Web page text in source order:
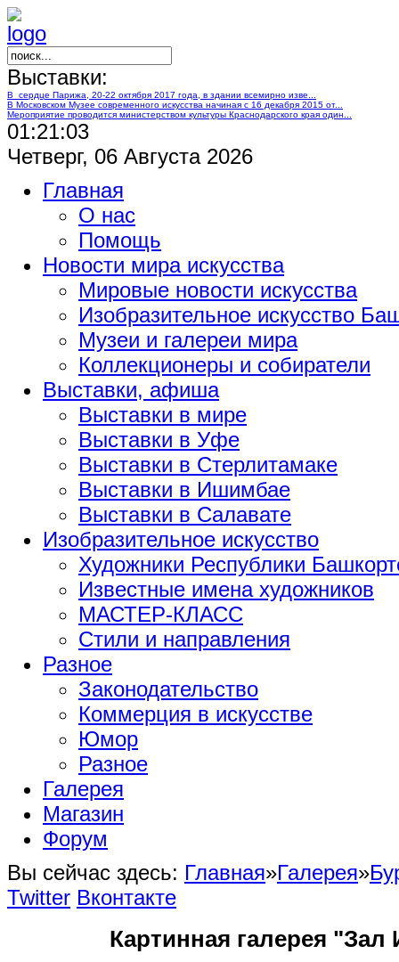
Выставки:
В сердце Парижа, 20-22 октября 2017 года, в здании всемирно изве...
В Московском Музее современного искусства начиная с 16 декабря 2015 от...
Мероприятие проводится министерством культуры Краснодарского края один...
01:21:04
Четверг, 06 Августа 2026
Главная
О нас
Помощь
Новости мира искусства
Мировые новости искусства
Изобразительное искусство
Музеи и галереи мира
Коллекционеры и собиратели
Выставки, афиша
Выставки в мире
Выставки в Уфе
Выставки в Стерлитамаке
Выставки в Ишимбае
Выставки в Салавате
Изобразительное искусство
Художники Республики
Известные имена художников
МАСТЕР-КЛАСС
Стили и направления
Разное
Законодательство
Коммерция в искусстве
Юмор
Разное
Галерея
Магазин
Форум
Вы сейчас здесь: Главная»Галерея»
Twitter Вконтакте
Картинная галерея "Зал